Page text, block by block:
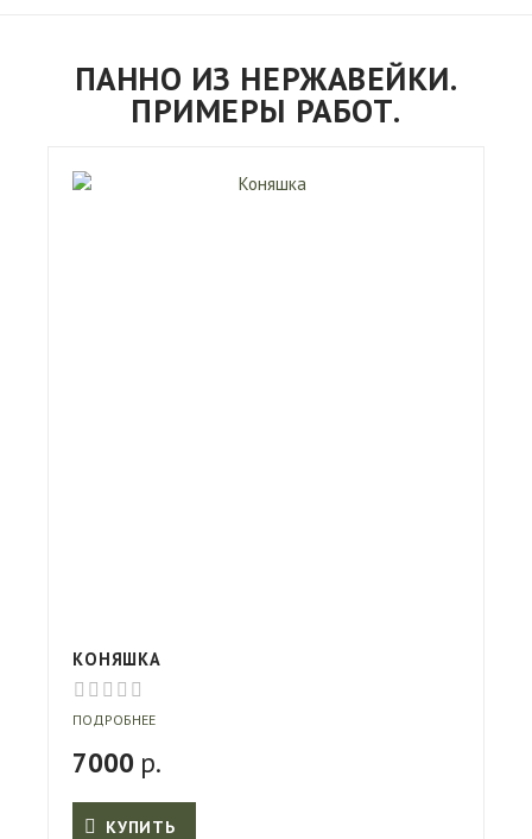
ПАННО ИЗ НЕРЖАВЕЙКИ.
ПРИМЕРЫ РАБОТ.
КОНЯШКА
ПОДРОБНЕЕ
7000 р.
КУПИТЬ